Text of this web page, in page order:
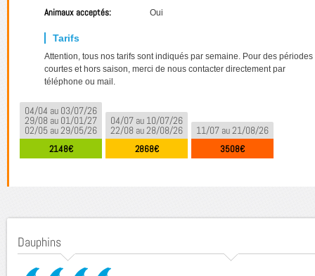
Dauphins
Animaux acceptés: Oui
Attention, tous nos tarifs sont indiqués par semaine. Pour des périodes
courtes et hors saison, merci de nous contacter directement par
téléphone ou mail.
04/04 au 03/07/26
29/08 au 01/01/27
02/05 au 29/05/26
2148€
04/07 au 10/07/26
22/08 au 28/08/26
2868€
11/07 au 21/08/26
3508€